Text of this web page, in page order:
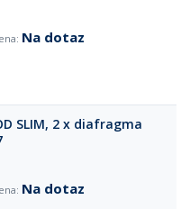
Na dotaz
SLIM, 2 x diafragma
Na dotaz